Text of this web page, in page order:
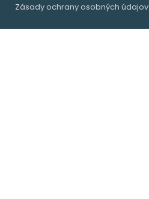
Zásady ochrany osobných údajov